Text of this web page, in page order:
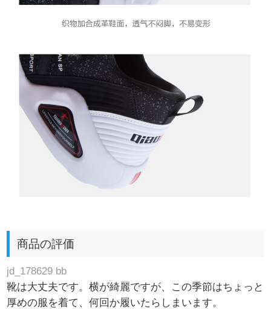
商品の評価
jd_178629 bb
靴は大丈夫です。横が綺麗ですが、この季節はちょっと
厚めの服を着て、何回か履いたらしまいます。